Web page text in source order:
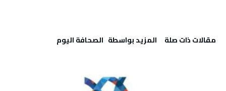
‫مقالات ذات صلة‬ ‫‫المزيد بواسطة‬ ‬ ‭ ‬الصحافة‭ ‬اليوم